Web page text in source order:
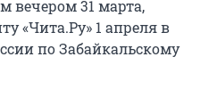
вечером 31 марта,
«Чита.Ру» 1 апреля в
по Забайкальскому